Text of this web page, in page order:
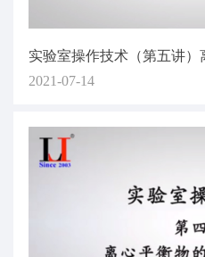
实验室操作技术（第五讲）
2021-07-14